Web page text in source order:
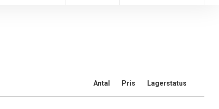
Antal Pris Lagerstatus